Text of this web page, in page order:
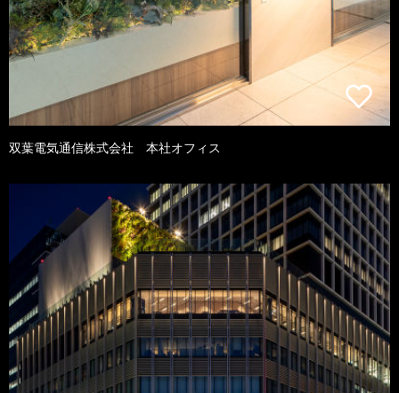
双葉電気通信株式会社 本社オフィス